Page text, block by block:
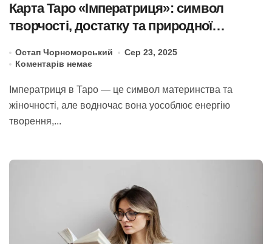
Карта Таро «Імператриця»: символ
творчості, достатку та природної
Остап Чорноморський
Сер 23, 2025
Коментарів немає
жіночності, але водночас вона уособлює енергію
творення,...